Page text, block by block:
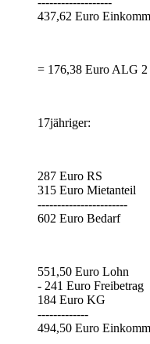
437,62 Euro
= 176,38 Euro ALG 2
17jähriger:
287 Euro RS
315 Euro Mietanteil
-----------------------
602 Euro Bedarf
551,50 Euro Lohn
- 241 Euro Freibetrag
184 Euro KG
-------------
494,50 Euro